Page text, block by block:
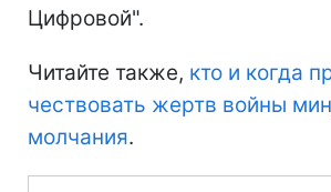
Цифровой".
Читайте также, кто и когда
чествовать жертв войны
молчания.